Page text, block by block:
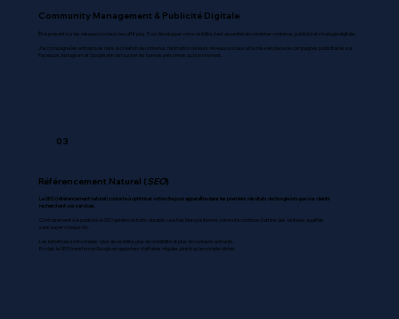
Community Management & Publicité Digitale
Être présent sur les réseaux sociaux ne suffit plus. Pour développer votre visibilité, il est essentiel de combiner contenus, publicité et stratégie digitale.
J'accompagne les entreprises dans la création de contenus, l'animation de leurs réseaux sociaux et la mise en place de campagnes publicitaires sur
Facebook, Instagram et Google afin de toucher les bonnes personnes au bon moment.
03
Référencement Naturel (SEO)
Le SEO (référencement naturel) consiste à optimiser votre site pour apparaître dans les premiers résultats de Google lorsque vos clients
recherchent vos services.
Contrairement à la publicité, le SEO génère un trafic durable : une fois bien positionné, votre site continue d’attirer des visiteurs qualifiés
sans payer chaque clic.
Les bénéfices sont simples : plus de visibilité, plus de crédibilité et plus de contacts entrants.
En clair, le SEO transforme Google en apporteur d’affaires régulier, plutôt qu’en simple vitrine.